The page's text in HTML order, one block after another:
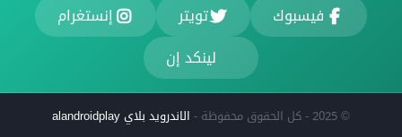
فيسبوك تويتر
إنستغرام
لينكد إن
© 2025 - كل الحقوق محفوظة -
الاندرويد بلاي alandroidplay